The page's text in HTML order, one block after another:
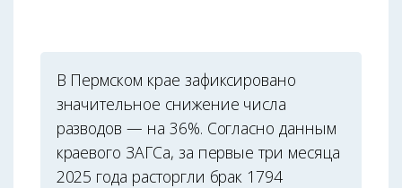
В Пермском крае зафиксировано
значительное снижение числа
разводов — на 36%. Согласно данным
краевого ЗАГСа, за первые три месяца
2025 года расторгли брак 1794